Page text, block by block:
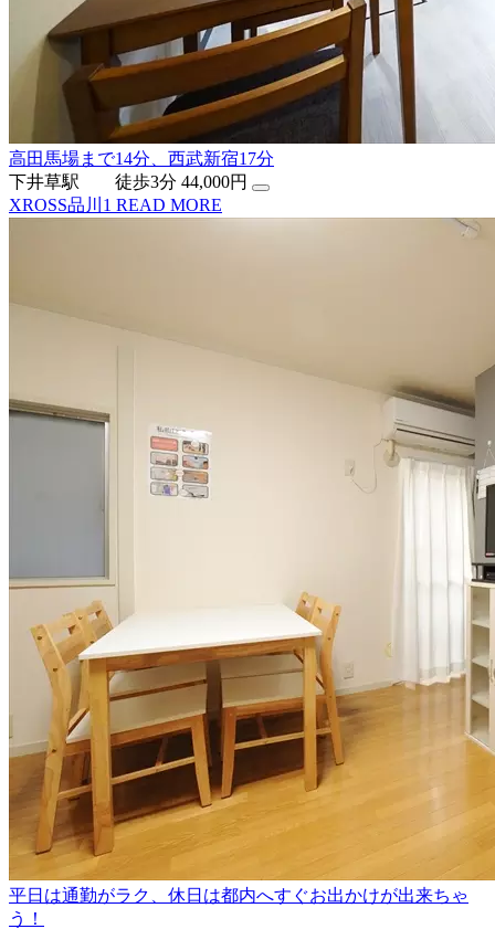
高田馬場まで14分、西武新宿17分
下井草駅 徒歩3分 44,000円
XROSS品川1 READ MORE
平日は通勤がラク、休日は都内へすぐお出かけが出来ちゃ
う！